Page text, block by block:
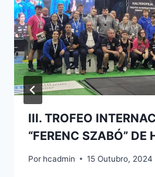
III. TROFEO
“FERENC SZABÓ” DE
Por hcadmin 15 Outubro, 2024